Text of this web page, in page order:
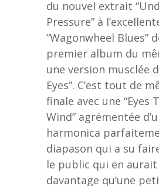
du nouvel extrait
Pressure” à
“Wagonwheel Blues”
premier album du
une version musclée
Eyes”. C’est tout de
finale avec une “Eyes
Wind” agrémentée
harmonica
diapason qui a su
le public qui en
davantage qu’une